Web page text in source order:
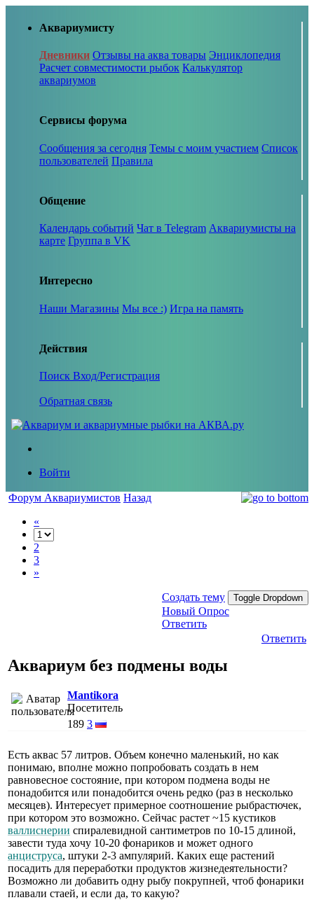
Аквариумисту
Дневники Отзывы на аква товары Энциклопедия
Расчет совместимости рыбок Калькулятор
аквариумов
Сервисы форума
Сообщения за сегодня Темы с моим участием Список
пользователей Правила
Общение
Календарь событий Чат в Telegram Аквариумисты на
карте Группа в VK
Интересно
Наши Магазины Мы все :) Игра на память
Действия
Поиск Вход/Регистрация
Обратная связь
Войти
Форум Аквариумистов Назад
«
2
3
»
Создать тему Toggle Dropdown
Новый Опрос
Ответить
Ответить
Аквариум без подмены воды
Mantikora
Посетитель
189 3
Есть аквас 57 литров. Объем конечно маленький, но как
понимаю, вполне можно попробовать создать в нем
равновесное состояние, при котором подмена воды не
понадобится или понадобится очень редко (раз в несколько
месяцев). Интересует примерное соотношение рыбрастючек,
при котором это возможно. Сейчас растет ~15 кустиков
валлиснерии спиралевидной сантиметров по 10-15 длиной,
завести туда хочу 10-20 фонариков и может одного
анциструса, штуки 2-3 ампулярий. Каких еще растений
посадить для переработки продуктов жизнедеятельности?
Возможно ли добавить одну рыбу покрупней, чтоб фонарики
плавали стаей, и если да, то какую?